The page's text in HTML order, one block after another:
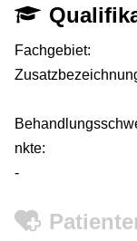
Fachgebiet:
nkte:
-